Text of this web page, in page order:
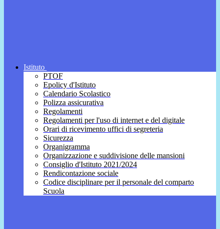
Istituto
PTOF
Epolicy d'Istituto
Calendario Scolastico
Polizza assicurativa
Regolamenti
Regolamenti per l'uso di internet e del digitale
Orari di ricevimento uffici di segreteria
Sicurezza
Organigramma
Organizzazione e suddivisione delle mansioni
Consiglio d'Istituto 2021/2024
Rendicontazione sociale
Codice disciplinare per il personale del comparto
Scuola